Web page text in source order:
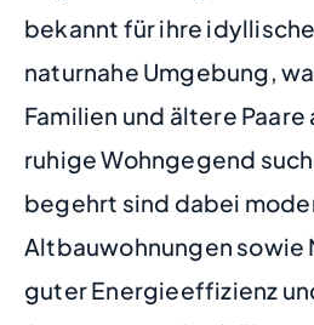
bekannt für ihre
naturnahe Umgebung,
Familien und ältere
ruhige Wohngegend
begehrt sind dabei
Altbauwohnungen sowie
guter Energieeffizienz